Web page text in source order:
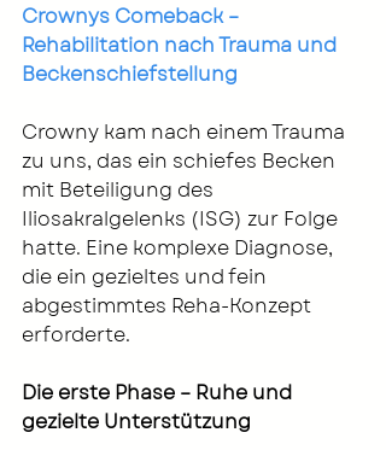
Crownys Comeback –
Rehabilitation nach Trauma und
Beckenschiefstellung
Crowny kam nach einem Trauma
zu uns, das ein schiefes Becken
mit Beteiligung des
Iliosakralgelenks (ISG) zur Folge
hatte. Eine komplexe Diagnose,
die ein gezieltes und fein
abgestimmtes Reha-Konzept
erforderte.
Die erste Phase – Ruhe und
gezielte Unterstützung